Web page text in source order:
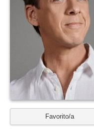
Favorito/a